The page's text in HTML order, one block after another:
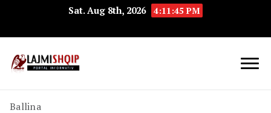
Sat. Aug 8th, 2026 4:11:45 PM
Ballina